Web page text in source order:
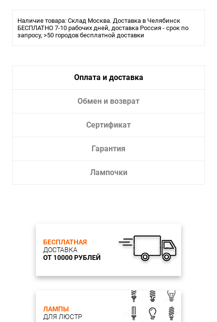
Наличие товара: Склад Москва. Доставка в Челябинск
БЕСПЛАТНО 7-10 рабочих дней, доставка Россия - срок по
запросу, >50 городов бесплатной доставки
Оплата и доставка
Обмен и возврат
Сертификат
Гарантия
Лампочки
БЕСПЛАТНАЯ
ДОСТАВКА
ОТ 10000 РУБЛЕЙ
ЛАМПЫ
ДЛЯ ЛЮСТР